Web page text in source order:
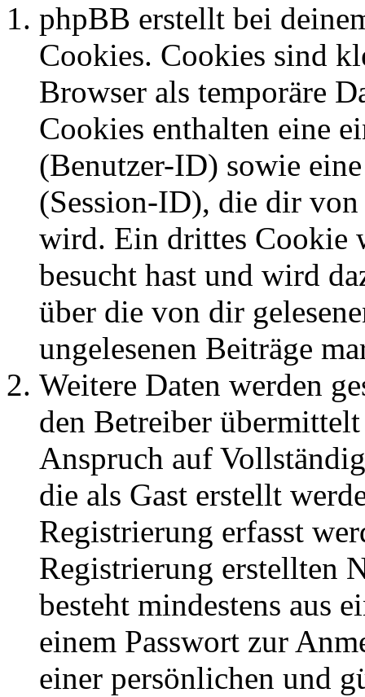
phpBB erstellt bei
Cookies. Cookies sind
Browser als temporäre
Cookies enthalten eine
(Benutzer-ID) sowie
(Session-ID), die dir
wird. Ein drittes Cookie
besucht hast und wird
über die von dir
ungelesenen Beiträge
Weitere Daten werden
den Betreiber
Anspruch auf
die als Gast erstellt
Registrierung erfasst
Registrierung erstellten
besteht mindestens aus
einem Passwort zur
einer persönlichen und